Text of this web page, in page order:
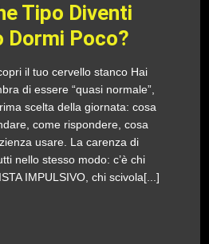
Tipo Diventi
Dormi Poco?
il tuo cervello stanco Hai
di essere “quasi normale”,
scelta della giornata: cosa
come rispondere, cosa
usare. La carenza di
nello stesso modo: c’è chi
IMPULSIVO, chi scivola[...]